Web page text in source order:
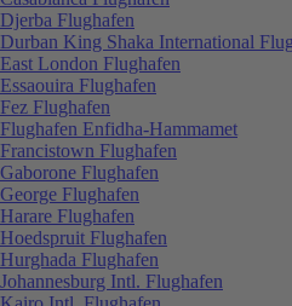
Djerba Flughafen
Durban King Shaka International
East London Flughafen
Essaouira Flughafen
Fez Flughafen
Flughafen Enfidha-Hammamet
Francistown Flughafen
Gaborone Flughafen
George Flughafen
Harare Flughafen
Hoedspruit Flughafen
Hurghada Flughafen
Johannesburg Intl. Flughafen